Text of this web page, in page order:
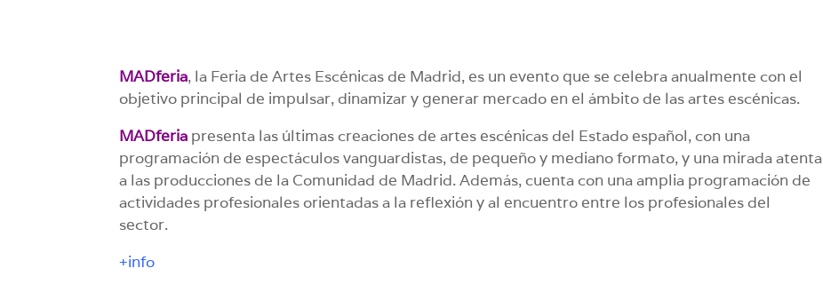
MADferia, la Feria de Artes Escénicas de Madrid, es un evento que se celebra anualmente con el
objetivo principal de impulsar, dinamizar y generar mercado en el ámbito de las artes escénicas.
MADferia presenta las últimas creaciones de artes escénicas del Estado español, con una
programación de espectáculos vanguardistas, de pequeño y mediano formato, y una mirada atenta
a las producciones de la Comunidad de Madrid. Además, cuenta con una amplia programación de
actividades profesionales orientadas a la reflexión y al encuentro entre los profesionales del
sector.
+info